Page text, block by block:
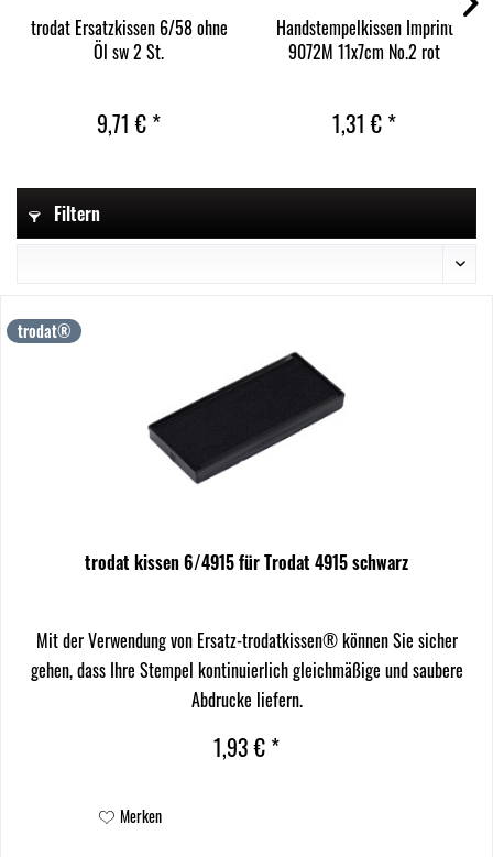
trodat Ersatzkissen 6/58 ohne
Öl sw 2 St.
9,71 € *
Handstempelkissen Imprint
9072M 11x7cm No.2 rot
1,31 € *
Filtern
trodat®
trodat kissen 6/4915 für Trodat 4915 schwarz
Mit der Verwendung von Ersatz-trodatkissen® können Sie sicher
gehen, dass Ihre Stempel kontinuierlich gleichmäßige und saubere
Abdrucke liefern.
1,93 € *
Merken